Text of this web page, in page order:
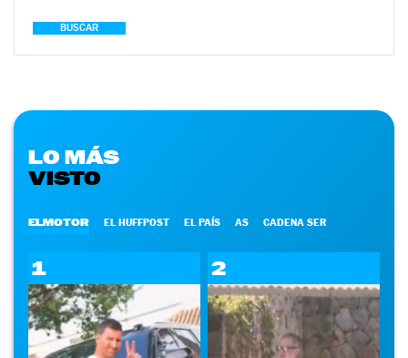
BUSCAR
LO MÁS
VISTO
ELMOTOR EL HUFFPOST EL PAÍS AS CADENA SER
1 2